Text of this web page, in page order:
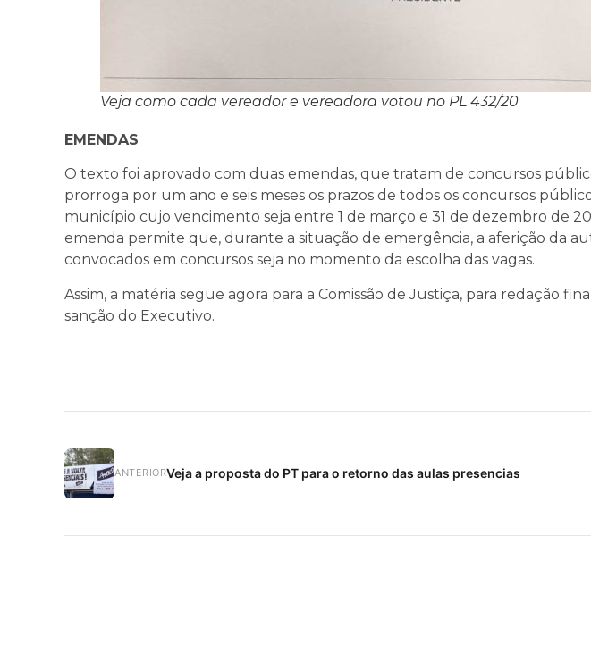
Veja como cada vereador e vereadora votou no PL 432/20
EMENDAS
O texto foi aprovado com duas emendas, que tratam de concursos
prorroga por um ano e seis meses os prazos de todos os concursos
município cujo vencimento seja entre 1 de março e 31 de dezembro de
emenda permite que, durante a situação de emergência, a aferição da
convocados em concursos seja no momento da escolha das vagas.
Assim, a matéria segue agora para a Comissão de Justiça, para redação
sanção do Executivo.
ANTERIORVeja a proposta do PT para o retorno das aulas presencias